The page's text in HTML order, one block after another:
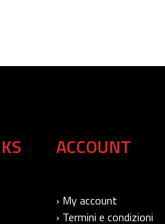
ACCOUNT
› My account
› Termini e condizioni